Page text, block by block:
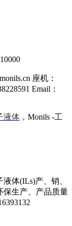
座机：
Email：
液体 ， Monils -工
体(ILs)产、销、
保生产、产品质量